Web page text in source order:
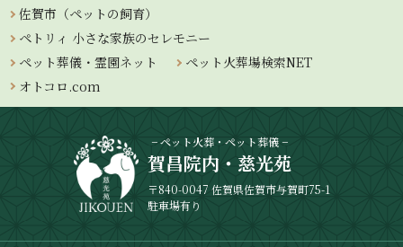
佐賀市（ペットの飼育）
ペトリィ 小さな家族のセレモニー
ペット葬儀・霊園ネット
ペット火葬場検索NET
オトコロ.com
− ペット火葬・ペット葬儀 −
賀昌院内・慈光苑
〒840-0047 佐賀県佐賀市与賀町75-1
駐車場有り